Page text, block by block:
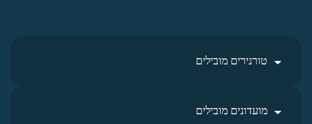
טורנירים מובילים
מועדונים מובילים